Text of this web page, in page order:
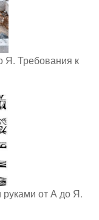
Я. Требования к
от А до Я.